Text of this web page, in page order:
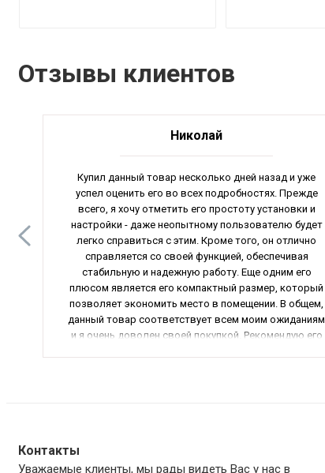
Отзывы клиентов
Николай
Купил данный товар несколько дней назад и уже
успел оценить его во всех подробностях. Прежде
всего, я хочу отметить его простоту установки и
настройки - даже неопытному пользователю будет
легко справиться с этим. Кроме того, он отлично
справляется со своей функцией, обеспечивая
стабильную и надежную работу. Еще одним его
плюсом является его компактный размер, который
позволяет экономить место в помещении. В общем,
данный товар соответствует всем моим ожиданиям
и я очень доволен своей покупкой. Рекомендую его
Контакты
Уважаемые клиенты, мы рады видеть Вас у нас в